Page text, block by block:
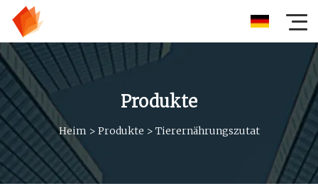
Produkte
Heim > Produkte > Tierernährungszutat